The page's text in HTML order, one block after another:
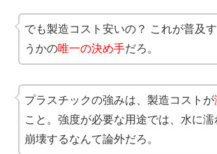
でも製造コスト安いの？ これが普及
うかの唯一の決め手だろ。
プラスチックの強みは、製造コストが
こと。強度が必要な用途では、水に濡
崩壊するなんて論外だろ。